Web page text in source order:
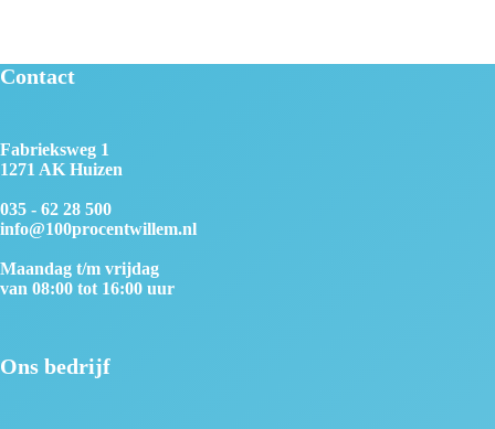
Contact
Fabrieksweg 1
1271 AK Huizen
035 - 62 28 500
info@100procentwillem.nl
Maandag t/m vrijdag
van 08:00 tot 16:00 uur
Ons bedrijf